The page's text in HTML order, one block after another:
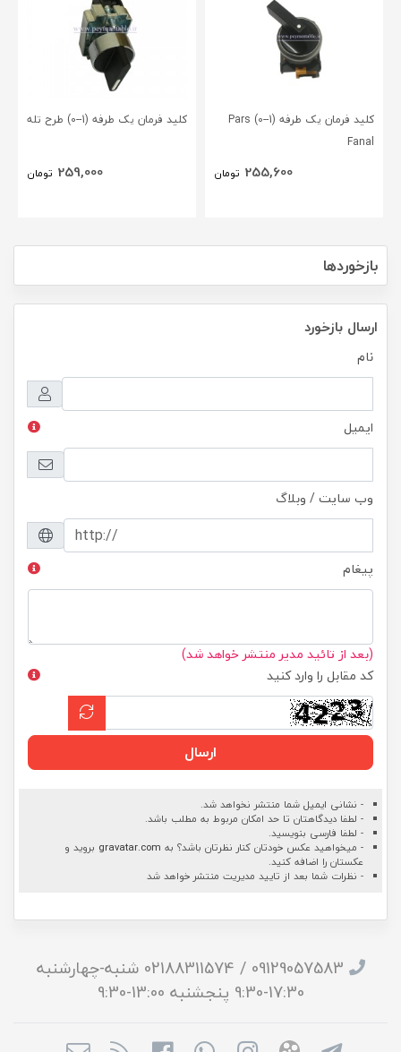
کلید فرمان یک طرفه (1--0) Pars
Fanal
255,600 تومان
کلید فرمان یک طرفه (1--0) طرح تله
259,000 تومان
بازخوردها
ارسال بازخورد
نام
ایمیل
وب سایت / وبلاگ
پیغام
(بعد از تائید مدیر منتشر خواهد شد)
کد مقابل را وارد کنید
ارسال
- نشانی ایمیل شما منتشر نخواهد شد.
- لطفا دیدگاهتان تا حد امکان مربوط به مطلب باشد.
- لطفا فارسی بنویسید.
- میخواهید عکس خودتان کنار نظرتان باشد؟ به gravatar.com بروید و
عکستان را اضافه کنید.
- نظرات شما بعد از تایید مدیریت منتشر خواهد شد
09129057583 / 02188311574 شنبه-چهارشنبه
17:30-9:30 پنجشنبه 13:00-9:30